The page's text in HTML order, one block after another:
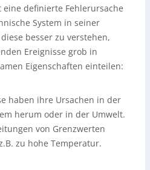
definierte Fehlerursache
System in seiner
besser zu verstehen,
Ereignisse grob in
Eigenschaften einteilen:
haben ihre Ursachen in der
herum oder in der Umwelt.
von Grenzwerten
zu hohe Temperatur.